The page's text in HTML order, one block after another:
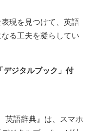
現を見つけて、英語
る工夫を凝らしてい
ジタルブック」付
英語辞典』は、スマホ